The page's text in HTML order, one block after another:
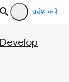
प्रवेश करें
Develop